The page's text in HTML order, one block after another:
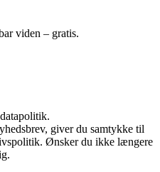
viden – gratis.
giver du samtykke til
Ønsker du ikke længere